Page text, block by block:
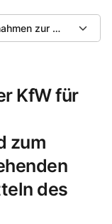
zur
KfW für
zum
des